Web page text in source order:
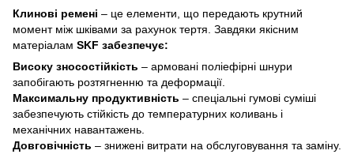
Клинові ремені – це елементи, що передають крутний
момент між шківами за рахунок тертя. Завдяки якісним
матеріалам SKF забезпечує:
Високу зносостійкість – армовані поліефірні шнури
запобігають розтягненню та деформації.
Максимальну продуктивність – спеціальні гумові суміші
забезпечують стійкість до температурних коливань і
механічних навантажень.
Довговічність – знижені витрати на обслуговування та заміну.